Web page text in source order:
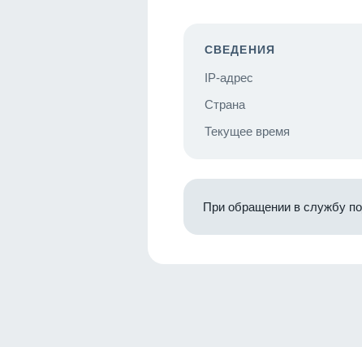
СВЕДЕНИЯ
IP-адрес
Страна
Текущее время
При обращении в службу